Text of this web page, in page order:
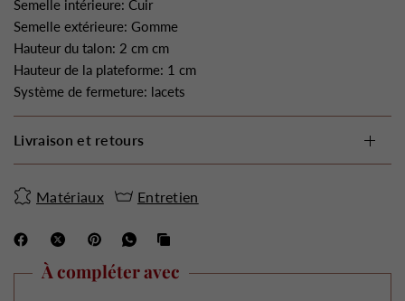
Semelle intérieure: Cuir
Semelle extérieure: Gomme
Hauteur du talon: 2 cm cm
Hauteur de la plateforme: 1 cm
Système de fermeture: lacets
Livraison et retours
Matériaux Entretien
À compléter avec